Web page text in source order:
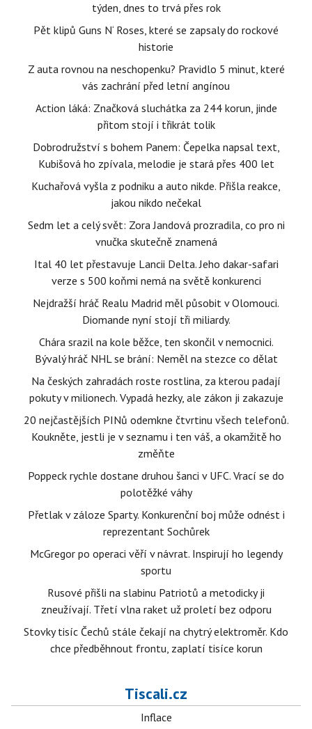
týden, dnes to trvá přes rok
Pět klipů Guns N‘ Roses, které se zapsaly do rockové
historie
Z auta rovnou na neschopenku? Pravidlo 5 minut, které
vás zachrání před letní angínou
Action láká: Značková sluchátka za 244 korun, jinde
přitom stojí i třikrát tolik
Dobrodružství s bohem Panem: Čepelka napsal text,
Kubišová ho zpívala, melodie je stará přes 400 let
Kuchařová vyšla z podniku a auto nikde. Přišla reakce,
jakou nikdo nečekal
Sedm let a celý svět: Zora Jandová prozradila, co pro ni
vnučka skutečně znamená
Ital 40 let přestavuje Lancii Delta. Jeho dakar-safari
verze s 500 koňmi nemá na světě konkurenci
Nejdražší hráč Realu Madrid měl působit v Olomouci.
Diomande nyní stojí tři miliardy.
Chára srazil na kole běžce, ten skončil v nemocnici.
Bývalý hráč NHL se brání: Neměl na stezce co dělat
Na českých zahradách roste rostlina, za kterou padají
pokuty v milionech. Vypadá hezky, ale zákon ji zakazuje
20 nejčastějších PINů odemkne čtvrtinu všech telefonů.
Koukněte, jestli je v seznamu i ten váš, a okamžitě ho
změňte
Poppeck rychle dostane druhou šanci v UFC. Vrací se do
polotěžké váhy
Přetlak v záloze Sparty. Konkurenční boj může odnést i
reprezentant Sochůrek
McGregor po operaci věří v návrat. Inspirují ho legendy
sportu
Rusové přišli na slabinu Patriotů a metodicky ji
zneužívají. Třetí vlna raket už proletí bez odporu
Stovky tisíc Čechů stále čekají na chytrý elektroměr. Kdo
chce předběhnout frontu, zaplatí tisíce korun
Tiscali.cz
Inflace